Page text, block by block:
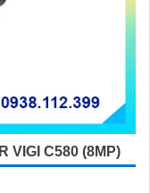
VIGI C580 (8MP)